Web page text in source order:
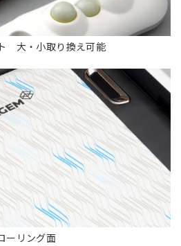
大・小取り換え可能
ーリング面